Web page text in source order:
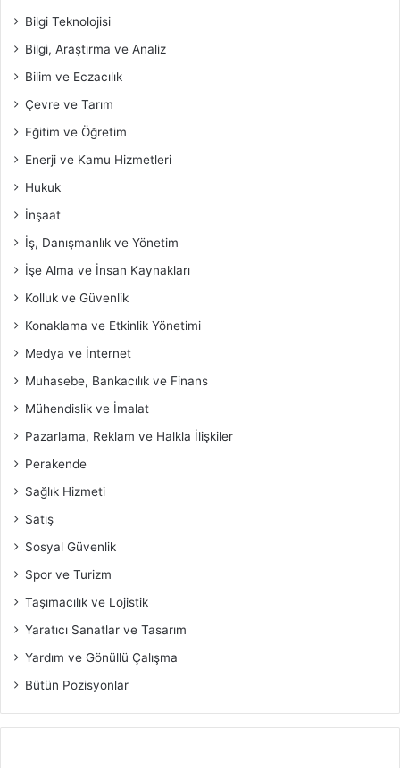
Bilgi Teknolojisi
Bilgi, Araştırma ve Analiz
Bilim ve Eczacılık
Çevre ve Tarım
Eğitim ve Öğretim
Enerji ve Kamu Hizmetleri
Hukuk
İnşaat
İş, Danışmanlık ve Yönetim
İşe Alma ve İnsan Kaynakları
Kolluk ve Güvenlik
Konaklama ve Etkinlik Yönetimi
Medya ve İnternet
Muhasebe, Bankacılık ve Finans
Mühendislik ve İmalat
Pazarlama, Reklam ve Halkla İlişkiler
Perakende
Sağlık Hizmeti
Satış
Sosyal Güvenlik
Spor ve Turizm
Taşımacılık ve Lojistik
Yaratıcı Sanatlar ve Tasarım
Yardım ve Gönüllü Çalışma
Bütün Pozisyonlar